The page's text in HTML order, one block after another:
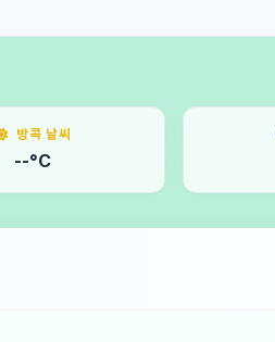
방콕 날씨
--°C